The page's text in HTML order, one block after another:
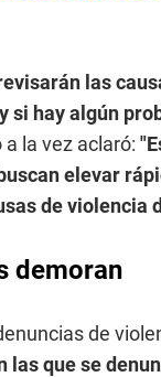
las
si hay algún
a la vez aclaró:
elevar
de violencia
demoran
de
que se